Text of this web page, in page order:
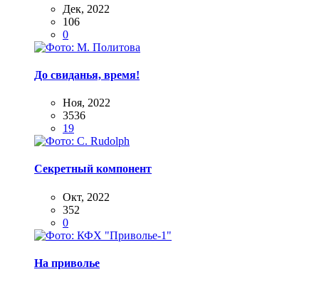
Дек, 2022
106
0
До свиданья, время!
Ноя, 2022
3536
19
Секретный компонент
Окт, 2022
352
0
На приволье